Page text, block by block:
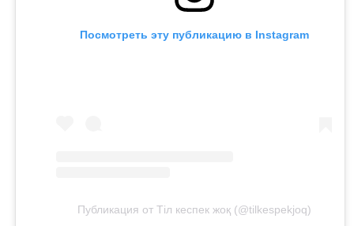
Посмотреть эту публикацию в Instagram
Публикация от Тіл кеспек жоқ (@tilkespekjoq)